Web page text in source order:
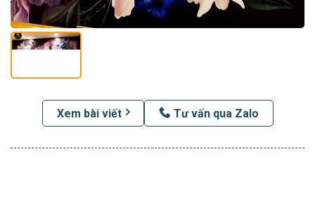
Xem bài viết Tư vấn qua Zalo